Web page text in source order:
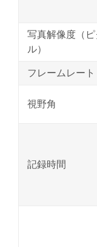
写真解像度（
ル）
フレームレート
視野角
記録時間